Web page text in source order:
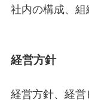
社内の構成、
経営方針
経営方針、経